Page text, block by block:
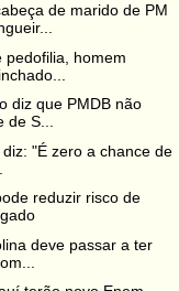
de marido de PM
pedofilia, homem
diz que PMDB não
S...
"É zero a chance de
reduzir risco de
deve passar a ter